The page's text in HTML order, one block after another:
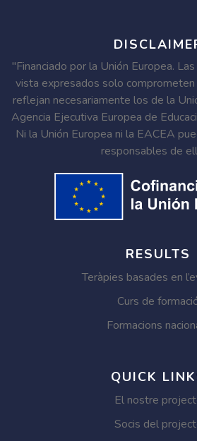
"Financiado por la Unión Europea.
vista expresados solo
reflejan necesariamente los de la
Agencia Ejecutiva Europea de
Ni la Unión Europea ni la EACEA
responsables de
RESULTS
Teràpies basades en
Curs de
Formacions
QUICK
El nostre
Socis del